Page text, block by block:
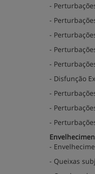
-
-
-
-
-
- Disfunção
-
-
-
-
- Queixas